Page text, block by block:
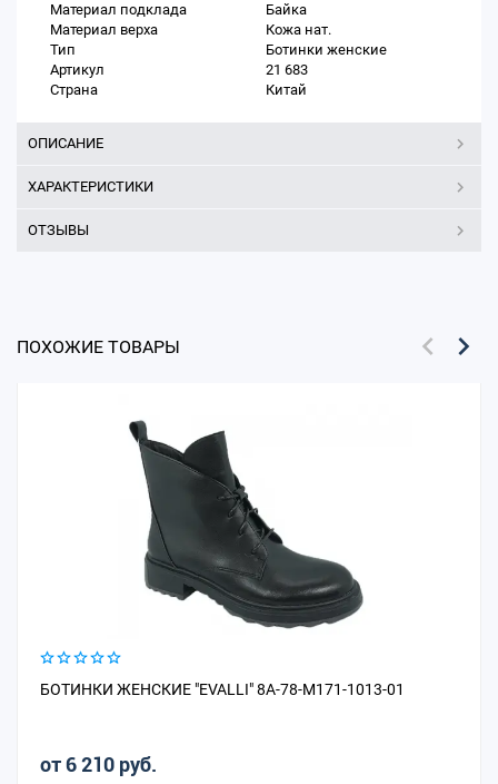
Материал подклада
Байка
Материал верха
Кожа нат.
Тип
Ботинки женские
Артикул
21 683
Страна
Китай
ОПИСАНИЕ
ХАРАКТЕРИСТИКИ
ОТЗЫВЫ
ПОХОЖИЕ ТОВАРЫ
БОТИНКИ ЖЕНСКИЕ "EVALLI" 8A-78-M171-1013-01
от 6 210 руб.